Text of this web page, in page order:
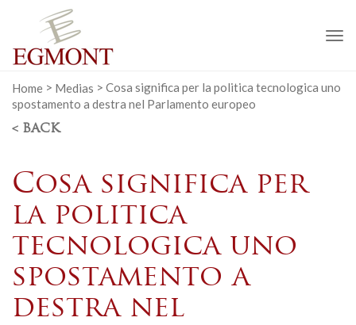
Home > Medias > Cosa significa per la politica tecnologica uno
spostamento a destra nel Parlamento europeo
< BACK
Cosa significa per
la politica
tecnologica uno
spostamento a
destra nel